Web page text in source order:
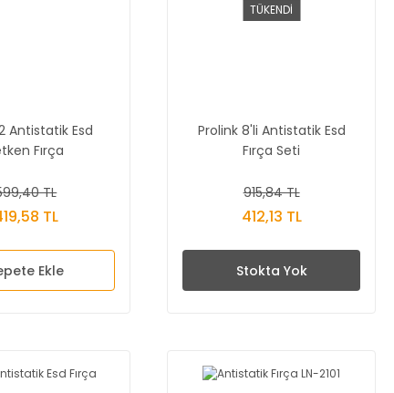
Antistatik Esd
Fırça
TL
TL
Ekle
TÜKENDİ
Prolink 8'li Antistatik Esd
Fırça Seti
915,84 TL
412,13 TL
Stokta Yok